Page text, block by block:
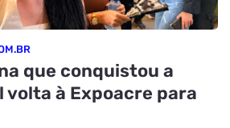
que conquistou a
volta à Expoacre para